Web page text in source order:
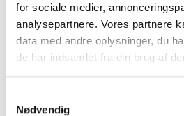
for sociale medier,
analysepartnere. Vores partnere
data med andre oplysninger, du
de har indsamlet fra din brug af
Nødvendig